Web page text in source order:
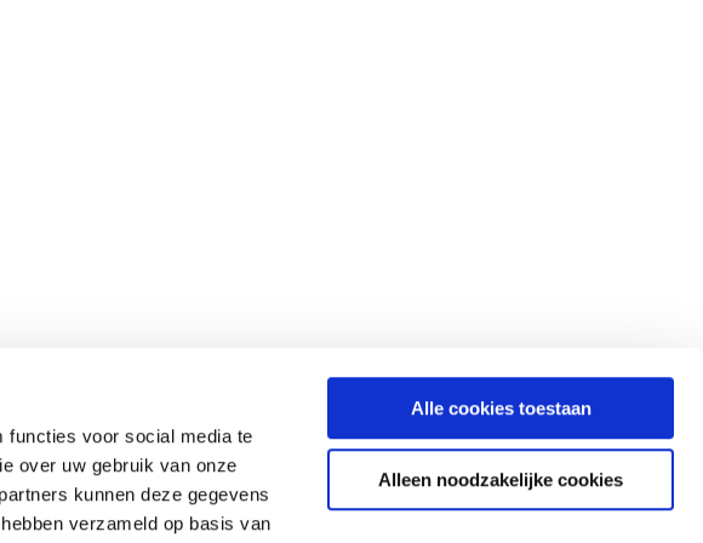
functies voor social media te
over uw gebruik van onze
kunnen deze gegevens
verzameld op basis van
Alle cookies toestaan
Alleen noodzakelijke cookies